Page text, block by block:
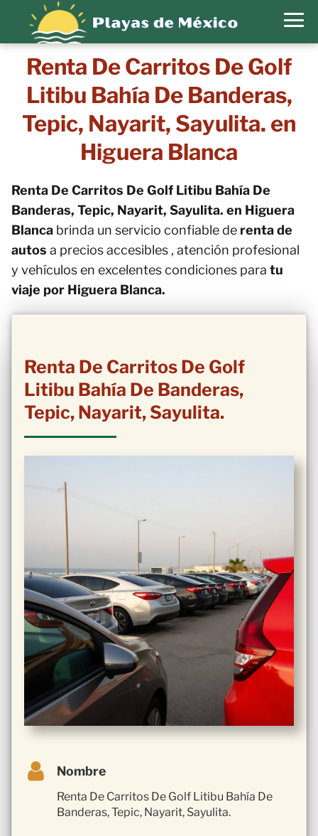
Renta De Carritos De Golf
Litibu Bahía De Banderas,
Tepic, Nayarit, Sayulita. en
Higuera Blanca
Renta De Carritos De Golf Litibu Bahía De
Banderas, Tepic, Nayarit, Sayulita. en Higuera
Blanca brinda un servicio confiable de renta de
autos a precios accesibles , atención profesional
y vehículos en excelentes condiciones para tu
viaje por Higuera Blanca.
Renta De Carritos De Golf
Litibu Bahía De Banderas,
Tepic, Nayarit, Sayulita.
Nombre
Renta De Carritos De Golf Litibu Bahía De
Banderas, Tepic, Nayarit, Sayulita.